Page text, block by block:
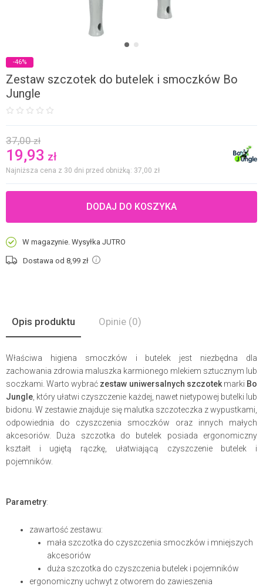
Zestaw szczotek do butelek i smoczków Bo
Jungle
37,00zł
19,93 zł
Najniższa cena z 30 dni przed obniżką: 37,00 zł
DODAJ DO KOSZYKA
W magazynie. Wysyłka JUTRO
Dostawa od 8,99 zł
-46%
Opis produktu Opinie (0)
Właściwa higiena smoczków i butelek jest niezbędna dla
zachowania zdrowia maluszka karmionego mlekiem sztucznym lub
soczkami. Warto wybrać zestaw uniwersalnych szczotekmarki Bo
Jungle , który ułatwi czyszczenie każdej, nawet nietypowej butelki lub
bidonu. W zestawie znajduje się malutka szczoteczka z wypustkami,
odpowiednia do czyszczenia smoczków oraz innych małych
akcesoriów. Duża szczotka do butelek posiada ergonomiczny
kształt i ugiętą rączkę, ułatwiającą czyszczenie butelek i
pojemników.
Parametry:
zawartość zestawu:
mała szczotka do czyszczenia smoczków i mniejszych
akcesoriów
duża szczotka do czyszczenia butelek i pojemników
ergonomiczny uchwyt z otworem do zawieszenia